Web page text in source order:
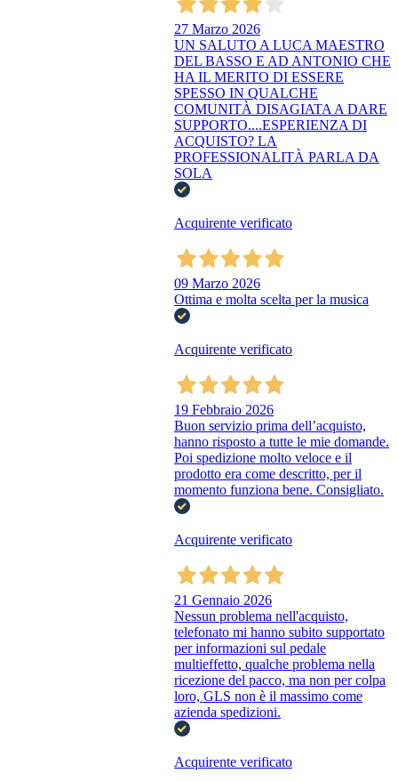
27 Marzo 2026
UN SALUTO A LUCA MAESTRO
DEL BASSO E AD ANTONIO CHE
HA IL MERITO DI ESSERE
SPESSO IN QUALCHE
COMUNITÀ DISAGIATA A DARE
SUPPORTO....ESPERIENZA DI
ACQUISTO? LA
PROFESSIONALITÀ PARLA DA
SOLA
Acquirente verificato
09 Marzo 2026
Ottima e molta scelta per la musica
Acquirente verificato
19 Febbraio 2026
Buon servizio prima dell’acquisto,
hanno risposto a tutte le mie domande.
Poi spedizione molto veloce e il
prodotto era come descritto, per il
momento funziona bene. Consigliato.
Acquirente verificato
21 Gennaio 2026
Nessun problema nell'acquisto,
telefonato mi hanno subito supportato
per informazioni sul pedale
multieffetto, qualche problema nella
ricezione del pacco, ma non per colpa
loro, GLS non è il massimo come
azienda spedizioni.
Acquirente verificato